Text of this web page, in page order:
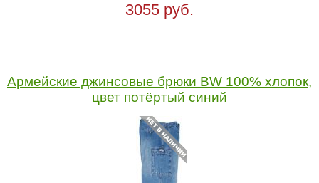
3055 руб.
Армейские джинсовые брюки BW 100% хлопок,
цвет потёртый синий